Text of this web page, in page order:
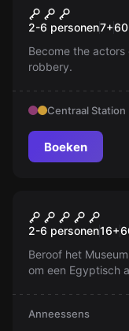
Nieuw
The Bank
2-6 personen7+60
Become the
robbery.
Centraal Station
Boeken
Mission
2-6 personen16+
Beroof het
om een Egyptisch
sensationeel high-
Anneessens